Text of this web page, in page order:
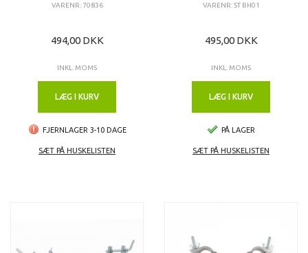
VARENR: 70836
494,00 DKK
INKL. MOMS
LÆG I KURV
FJERNLAGER 3-10 DAGE
SÆT PÅ HUSKELISTEN
VARENR: ST BH01
495,00 DKK
INKL. MOMS
LÆG I KURV
PÅ LAGER
SÆT PÅ HUSKELISTEN